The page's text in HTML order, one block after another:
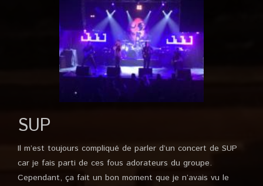
SUP
Il m’est toujours compliqué de parler d’un concert de SUP
car je fais parti de ces fous adorateurs du groupe.
Cependant, ça fait un bon moment que je n’avais vu le